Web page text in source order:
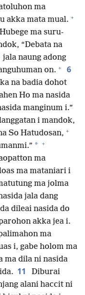
ma
akka mata mual. +
Hubege ma suru-
“Debata na
jala naung adong
on. + 6
na badia dohot
Ho ma nasida
manginum i.”
i mandok,
So Hatudosan, +
* +
ma
ma mataniari i
ma jolma
jala dang
dileai nasida do
akka jea i.
ma
i, gabe holom ma
ma dila ni nasida
11
Diburai
alani haccit ni